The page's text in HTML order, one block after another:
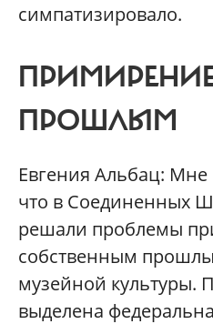
симпатизировало.
ПРОШЛЫМ
Евгения Альбац: Мне
что в Соединенных
решали проблемы
собственным
музейной культуры.
выделена